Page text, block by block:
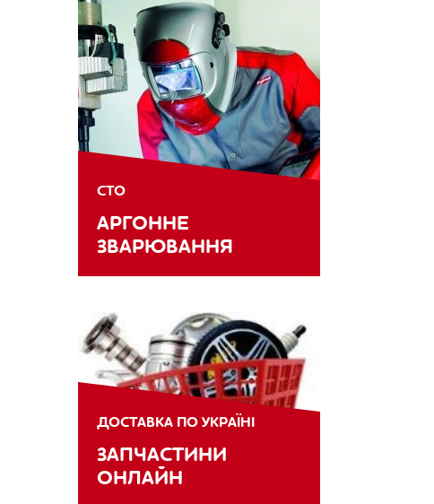
СТО
АРГОННЕ
ЗВАРЮВАННЯ
ДОСТАВКА ПО УКРАЇНІ
ЗАПЧАСТИНИ
ОНЛАЙН